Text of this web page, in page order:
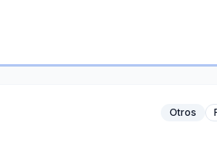
Otros